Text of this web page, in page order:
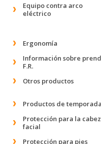
Equipo contra arco
eléctrico
Ergonomía
Información sobre
F.R.
Otros productos
Productos de temporada
Protección para la
facial
Protección para pies